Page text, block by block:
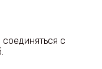
с